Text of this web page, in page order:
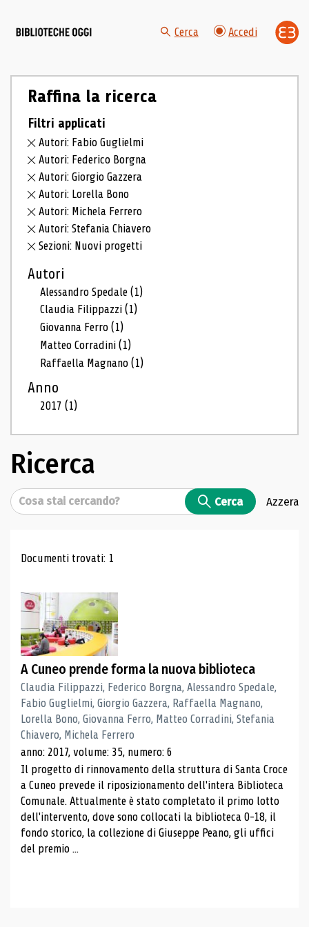
Cerca Accedi
Raffina la ricerca
Filtri applicati
Autori: Fabio Guglielmi
Autori: Federico Borgna
Autori: Giorgio Gazzera
Autori: Lorella Bono
Autori: Michela Ferrero
Autori: Stefania Chiavero
Sezioni: Nuovi progetti
Autori
Alessandro Spedale(1)
Claudia Filippazzi(1)
Giovanna Ferro(1)
Matteo Corradini(1)
Raffaella Magnano(1)
Anno
2017(1)
Ricerca
Cerca Cerca Azzera
Risultati di ricerca
Documenti trovati: 1
A Cuneo prende forma la nuova biblioteca
Claudia Filippazzi, Federico Borgna, Alessandro Spedale,
Fabio Guglielmi, Giorgio Gazzera, Raffaella Magnano,
Lorella Bono, Giovanna Ferro, Matteo Corradini, Stefania
Chiavero, Michela Ferrero
anno: 2017, volume: 35, numero: 6
Il progetto di rinnovamento della struttura di Santa Croce
a Cuneo prevede il riposizionamento dell'intera Biblioteca
Comunale. Attualmente è stato completato il primo lotto
dell'intervento, dove sono collocati la biblioteca 0-18, il
fondo storico, la collezione di Giuseppe Peano, gli uffici
del premio ...